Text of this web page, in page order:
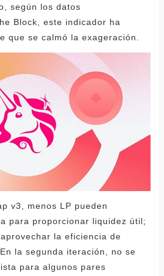
según los datos
Block, este indicador ha
que se calmó la exageración.
v3, menos LP pueden
para proporcionar liquidez útil;
la eficiencia de
la segunda iteración, no se
para algunos pares